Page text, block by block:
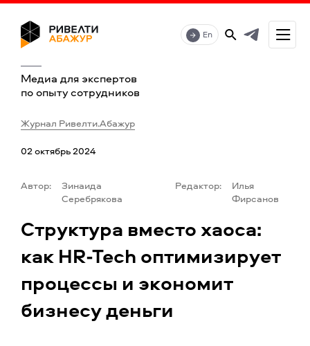
Медиа для экспертов
по опыту сотрудников
En
Журнал Ривелти.Абажур
02 октябрь 2024
Автор:
Зинаида
Серебрякова
Редактор:
Илья
Фирсанов
Структура вместо хаоса:
как HR-Tech оптимизирует
процессы и экономит
бизнесу деньги